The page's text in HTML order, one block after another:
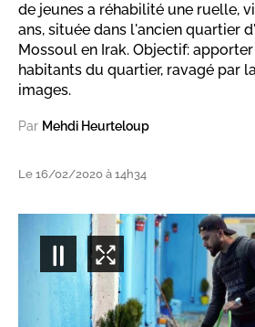
de jeunes a réhabilité une ruelle,
ans, située dans l'ancien quartier
Mossoul en Irak. Objectif:
habitants du quartier, ravagé par
images.
Par Mehdi Heurteloup
Le 16/02/2020 à 14h34